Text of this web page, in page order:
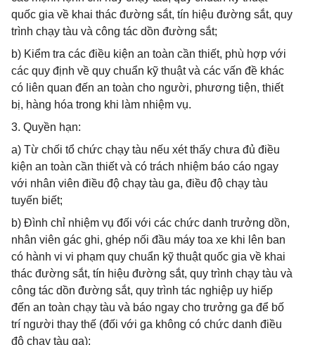
quốc gia về khai thác đường sắt, tín hiệu đường sắt, quy
trình chạy tàu và công tác dồn đường sắt;
b) Kiểm tra các điều kiện an toàn cần thiết, phù hợp với
các quy định về quy chuẩn kỹ thuật và các vấn đề khác
có liên quan đến an toàn cho người, phương tiện, thiết
bị, hàng hóa trong khi làm nhiệm vụ.
3. Quyền hạn:
a) Từ chối tổ chức chạy tàu nếu xét thấy chưa đủ điều
kiện an toàn cần thiết và có trách nhiệm báo cáo ngay
với nhân viên điều độ chạy tàu ga, điều độ chạy tàu
tuyến biết;
b) Đình chỉ nhiệm vụ đối với các chức danh trưởng dồn,
nhân viên gác ghi, ghép nối đầu máy toa xe khi lên ban
có hành vi vi phạm quy chuẩn kỹ thuật quốc gia về khai
thác đường sắt, tín hiệu đường sắt, quy trình chạy tàu và
công tác dồn đường sắt, quy trình tác nghiệp uy hiếp
đến an toàn chạy tàu và báo ngay cho trưởng ga để bố
trí người thay thế (đối với ga không có chức danh điều
độ chạy tàu ga);